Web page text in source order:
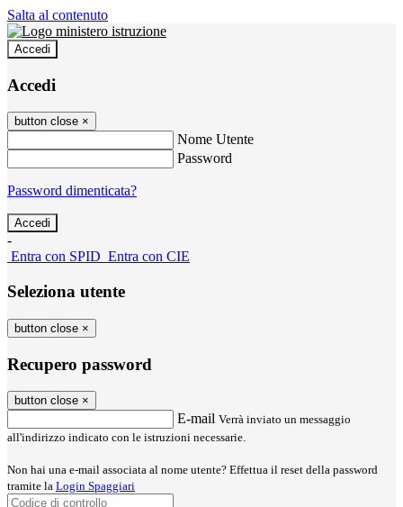
Salta al contenuto
Accedi
Accedi
button close ×
Nome Utente
Password
Password dimenticata?
-
Entra con SPID Entra con CIE
Seleziona utente
button close ×
Recupero password
button close ×
E-mail Verrà inviato un messaggio
all'indirizzo indicato con le istruzioni necessarie.
Non hai una e-mail associata al nome utente? Effettua il reset della password
tramite la Login Spaggiari